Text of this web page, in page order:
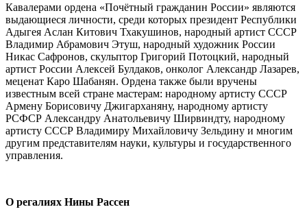
Кавалерами ордена «Почётный гражданин России» являются
выдающиеся личности, среди которых президент Республики
Адыгея Аслан Китович Тхакушинов, народный артист СССР
Владимир Абрамович Этуш, народный художник России
Никас Сафронов, скульптор Григорий Потоцкий, народный
артист России Алексей Булдаков, онколог Александр Лазарев,
меценат Каро Шабанян. Ордена также были вручены
известным всей стране мастерам: народному артисту СССР
Армену Борисовичу Джигарханяну, народному артисту
РСФСР Александру Анатольевичу Ширвиндту, народному
артисту СССР Владимиру Михайловичу Зельдину и многим
другим представителям науки, культуры и государственного
управления.
О регалиях Нины Рассен